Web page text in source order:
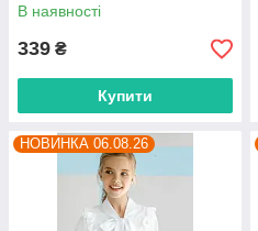
постачальника
В наявності
339 ₴
Купити
НОВИНКА 06.08.26